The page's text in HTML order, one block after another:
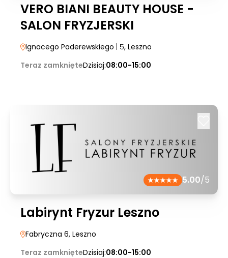
VERO BIANI BEAUTY HOUSE -
SALON FRYZJERSKI
Ignacego Paderewskiego | 5, Leszno
Teraz zamknięteDzisiaj:08:00-15:00
5.00/5
Labirynt Fryzur Leszno
Fabryczna 6, Leszno
Teraz zamknięteDzisiaj:08:00-15:00